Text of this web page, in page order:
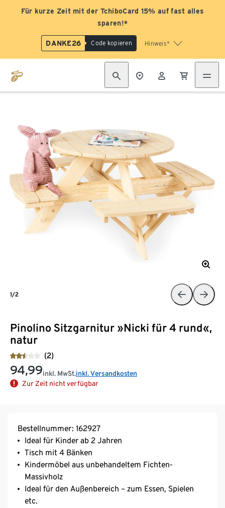
Für kurze Zeit mit der TchiboCard 15% auf fast alles
sparen!*
DANKE26 Code kopieren Hinweis*
Pinolino Sitzgarnitur »Nicki für 4 rund«,
natur
(2)
94,99inkl. MwSt.inkl. Versandkosten
Zur Zeit nicht verfügbar
1/2
Bestellnummer: 162927
Ideal für Kinder ab 2 Jahren
Tisch mit 4 Bänken
Kindermöbel aus unbehandeltem Fichten-
Massivholz
Ideal für den Außenbereich – zum Essen, Spielen
etc.